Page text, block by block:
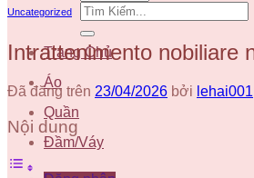
Tìm
kiếm:
Trang Chủ
Áo
Quần
Đầm/Váy
Uncategorized
Intrattenimento nobiliare
Đã đăng trên 23/04/2026 bởi lehai001
Nội dung